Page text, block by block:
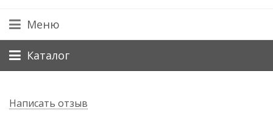
Меню
Каталог
Написать отзыв